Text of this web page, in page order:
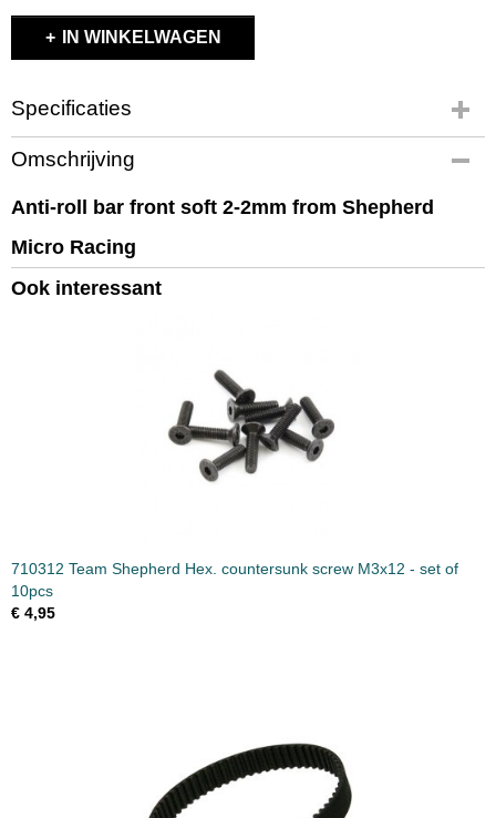
IN WINKELWAGEN
Specificaties
Productcode
906303
EAN code
Productcode leverancier
906303
Bruto gewicht
Omschrijving
Anti-roll bar front soft 2-2mm from Shepherd
Micro Racing
Ook interessant
710312 Team Shepherd Hex. countersunk screw M3x12 - set of
10pcs
€ 4,95